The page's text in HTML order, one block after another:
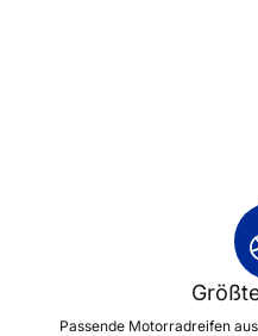
Passende Motorradreifen